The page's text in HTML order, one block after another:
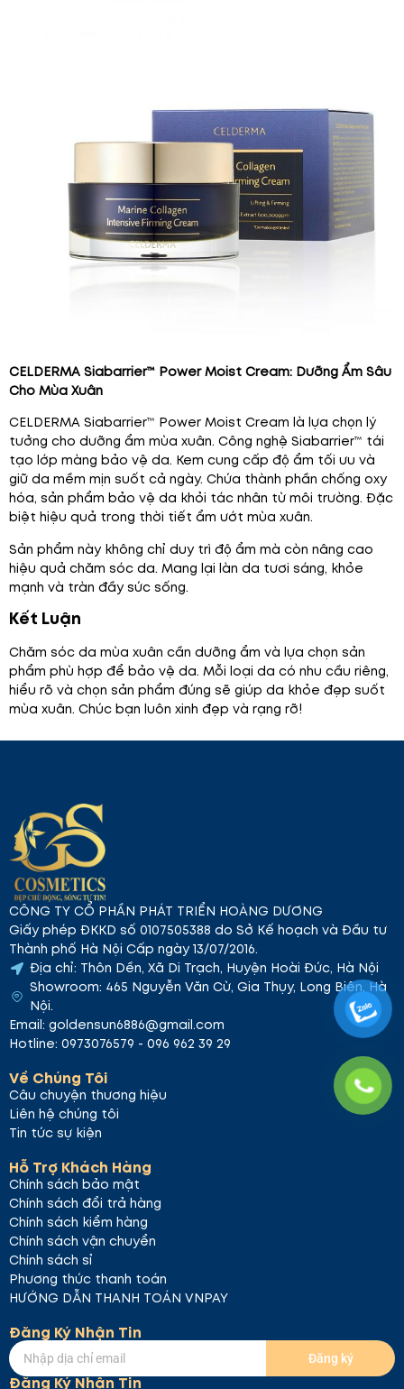
CELDERMA Siabarrier™ Power Moist Cream: Dưỡng Ẩm Sâu
Cho Mùa Xuân
CELDERMA Siabarrier™ Power Moist Cream là lựa chọn lý
tưởng cho dưỡng ẩm mùa xuân. Công nghệ Siabarrier™ tái
tạo lớp màng bảo vệ da. Kem cung cấp độ ẩm tối ưu và
giữ da mềm mịn suốt cả ngày. Chứa thành phần chống oxy
hóa, sản phẩm bảo vệ da khỏi tác nhân từ môi trường. Đặc
biệt hiệu quả trong thời tiết ẩm ướt mùa xuân.
Sản phẩm này không chỉ duy trì độ ẩm mà còn nâng cao
hiệu quả chăm sóc da. Mang lại làn da tươi sáng, khỏe
mạnh và tràn đầy sức sống.
Kết Luận
Chăm sóc da mùa xuân cần dưỡng ẩm và lựa chọn sản
phẩm phù hợp để bảo vệ da. Mỗi loại da có nhu cầu riêng,
hiểu rõ và chọn sản phẩm đúng sẽ giúp da khỏe đẹp suốt
mùa xuân. Chúc bạn luôn xinh đẹp và rạng rỡ!
CÔNG TY CỔ PHẦN PHÁT TRIỂN HOÀNG DƯƠNG
Giấy phép ĐKKD số 0107505388 do Sở Kế hoạch và Đầu tư
Thành phố Hà Nội Cấp ngày 13/07/2016.
Địa chỉ: Thôn Dền, Xã Di Trạch, Huyện Hoài Đức, Hà Nội
Showroom: 465 Nguyễn Văn Cừ, Gia Thụy, Long Biên, Hà
Nội.
Email: goldensun6886@gmail.com
Hotline: 0973076579 - 096 962 39 29
Về Chúng Tôi
Câu chuyện thương hiệu
Liên hệ chúng tôi
Tin tức sự kiện
Hỗ Trợ Khách Hàng
Chính sách bảo mật
Chính sách đổi trả hàng
Chính sách kiểm hàng
Chính sách vận chuyển
Chính sách sỉ
Phương thức thanh toán
HƯỚNG DẪN THANH TOÁN VNPAY
Đăng Ký Nhận Tin
Đăng ký
Đăng Ký Nhận Tin